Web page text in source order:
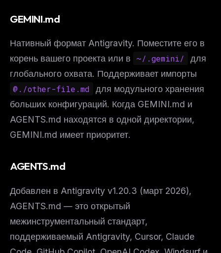
GEMINI.md
Нативный формат Antigravity. Поместите его в
корень вашего проекта или в
~/.gemini/
для
глобального охвата. Поддерживает импорты
@./other-file.md
для модульного хранения
больших конфигураций. Когда GEMINI.md и
AGENTS.md находятся в одной директории,
GEMINI.md имеет приоритет.
AGENTS.md
Добавлен в Antigravity v1.20.3 (март 2026),
AGENTS.md — это открытый
межинструментальный стандарт,
поддерживаемый Antigravity, Cursor, Claude